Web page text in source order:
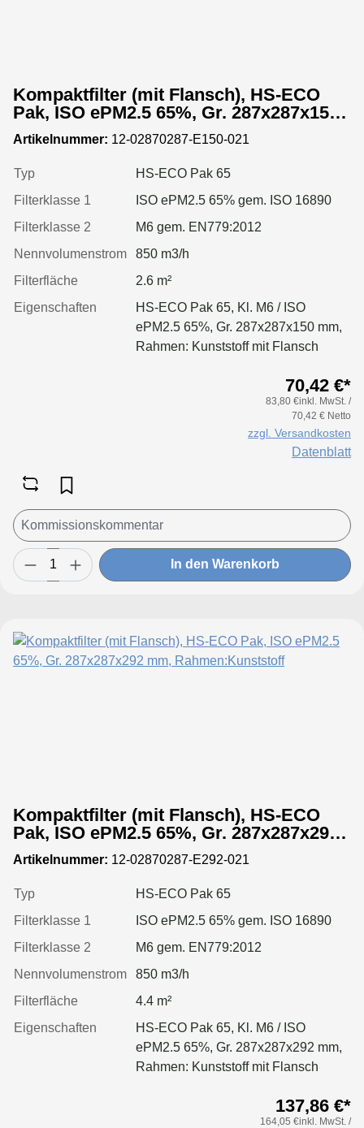
Kompaktfilter (mit Flansch), HS-ECO
Pak, ISO ePM2.5 65%, Gr. 287x287x150
mm, Rahmen:Kunststoff
Artikelnummer: 12-02870287-E150-021
Typ
HS-ECO Pak 65
Filterklasse 1
ISO ePM2.5 65% gem. ISO 16890
Filterklasse 2
M6 gem. EN779:2012
Nennvolumenstrom
850 m3/h
Filterfläche
2.6 m²
Eigenschaften
HS-ECO Pak 65, Kl. M6 / ISO
ePM2.5 65%, Gr. 287x287x150 mm,
Rahmen: Kunststoff mit Flansch
70,42 €*
83,80 €inkl. MwSt. /
70,42 € Netto
zzgl. Versandkosten
Datenblatt
In den Warenkorb
Kompaktfilter (mit Flansch), HS-ECO
Pak, ISO ePM2.5 65%, Gr. 287x287x292
mm, Rahmen:Kunststoff
Artikelnummer: 12-02870287-E292-021
Typ
HS-ECO Pak 65
Filterklasse 1
ISO ePM2.5 65% gem. ISO 16890
Filterklasse 2
M6 gem. EN779:2012
Nennvolumenstrom
850 m3/h
Filterfläche
4.4 m²
Eigenschaften
HS-ECO Pak 65, Kl. M6 / ISO
ePM2.5 65%, Gr. 287x287x292 mm,
Rahmen: Kunststoff mit Flansch
137,86 €*
164,05 €inkl. MwSt. /